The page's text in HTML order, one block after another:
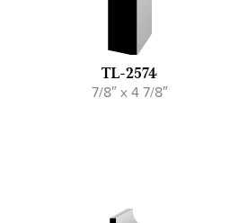
TL-2574
7/8″ x 4 7/8″